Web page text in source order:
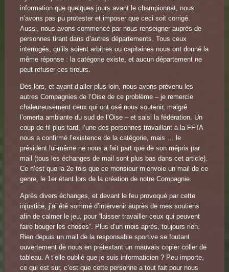
information que quelques jours avant le championnat, nous
n’avons pas pu protester et imposer que ceci soit corrigé.
Aussi, nous avons commencé par nous renseigner auprès de
personnes tirant dans d’autres départements. Tous ceux
interrogés, qu’ils soient arbitres ou capitaines nous ont donné la
même réponse : la catégorie existe, et aucun département ne
peut refuser ces tireurs.
Dès lors, et avant d’aller plus loin, nous avons prévenu les
autres Compagnies de l’Oise de ce problème – je remercie
chaleureusement ceux qui ont osé nous soutenir, malgré
l’omerta ambiante du sud de l’Oise – et saisi la fédération. Un
coup de fil plus tard, l’une des personnes travaillant à la FFTA
nous a confirmé l’existence de la catégorie, mais … le
président lui-même ne nous a fait part que de son mépris par
mail (tous les échanges de mail sont plus bas dans cet article).
Ce n’est que la 2e fois que ce monsieur m’envoie un mail de ce
genre, le 1er étant lors de la création de notre Compagnie.
Après divers échanges, et devant le feu provoqué par cette
injustice, j’ai été sommé d’intervenir auprès de mes soutiens
afin de calmer le jeu, pour “laisser travailler ceux qui peuvent
faire bouger les choses”. Plus d’un mois après, toujours rien.
Rien depuis un mail de la responsable sportive se foutant
ouvertement de nous en prétextant un mauvais copier coller de
tableau. A t’elle oublié que je suis informaticien ? Peu importe,
ce qui est sur, c’est que cette personne a tout fait pour nous